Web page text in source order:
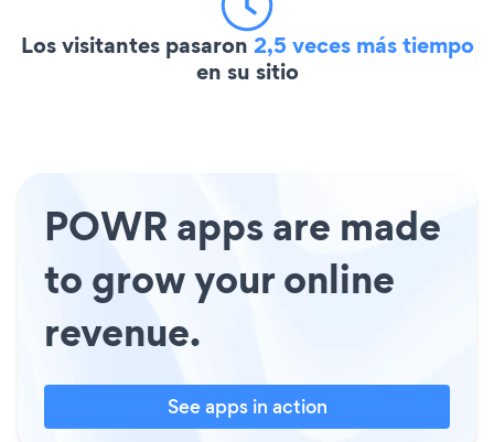
Los visitantes pasaron 2,5 veces más tiempo
en su sitio
POWR apps are made
to grow your online
revenue.
See apps in action